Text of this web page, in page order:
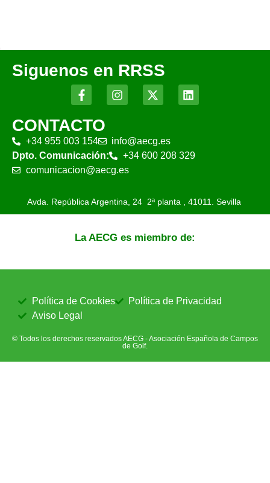
Siguenos en RRSS
CONTACTO
+34 955 003 154
info@aecg.es
Dpto. Comunicación:
+34 600 208 329
comunicacion@aecg.es
Avda. República Argentina, 24 2ª planta , 41011. Sevilla
La AECG es miembro de:
© Todos los derechos reservados AECG - Asociación Española de Campos
de Golf.
Política de Cookies
Política de Privacidad
Aviso Legal